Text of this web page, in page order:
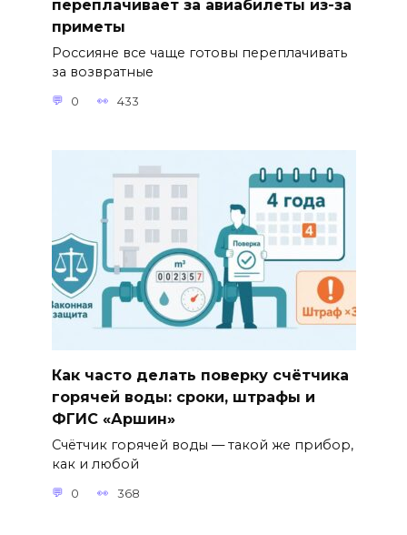
переплачивает за авиабилеты из-за
приметы
Россияне все чаще готовы переплачивать
за возвратные
0 433
Как часто делать поверку счётчика
горячей воды: сроки, штрафы и
ФГИС «Аршин»
Счётчик горячей воды — такой же прибор,
как и любой
0 368